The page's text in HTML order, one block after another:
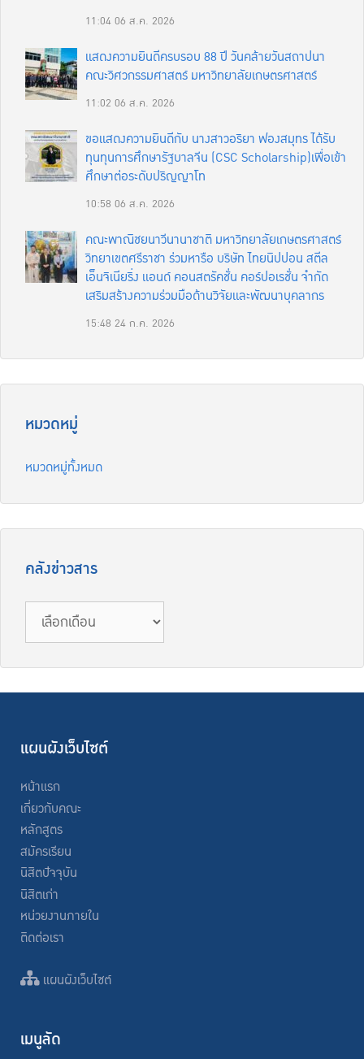
11:0406 ส.ค. 2026
แสดงความยินดีครบรอบ 88 ปี วันคล้ายวันสถาปนา
คณะวิศวกรรมศาสตร์ มหาวิทยาลัยเกษตรศาสตร์
11:02 06 ส.ค. 2026
ขอแสดงความยินดีกับ นางสาวอริยา ฟองสมุทร ได้รับ
ทุนทุนการศึกษารัฐบาลจีน (CSC Scholarship)เพื่อเข้า
ศึกษาต่อระดับปริญญาโท
10:58 06 ส.ค. 2026
คณะพาณิชยนาวีนานาชาติ มหาวิทยาลัยเกษตรศาสตร์
วิทยาเขตศรีราชา ร่วมหารือ บริษัท ไทยนิปปอน สตีล
เอ็นจิเนียริ่ง แอนด์ คอนสตรัคชั่น คอร์ปอเรชั่น จำกัด
เสริมสร้างความร่วมมือด้านวิจัยและพัฒนาบุคลากร
15:48 24 ก.ค. 2026
หมวดหมู่
หมวดหมู่ทั้งหมด
คลังข่าวสาร
แผนผังเว็บไซต์
หน้าแรก
เกี่ยวกับคณะ
หลักสูตร
สมัครเรียน
นิสิตปัจจุบัน
นิสิตเก่า
หน่วยงานภายใน
ติดต่อเรา
แผนผังเว็บไซต์
เมนูลัด